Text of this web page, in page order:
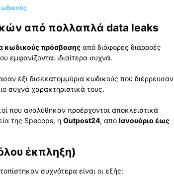
από πολλαπλά data leaks
κωδικούς πρόσβασης από διάφορες διαρροές
εμφανίζονται ιδιαίτερα συχνά.
έξι δισεκατομμύρια κωδικούς που διέρρευσαν
συχνά χαρακτηριστικά τους.
που αναλύθηκαν προέρχονται αποκλειστικά
της Specops, η Outpost24, από Ιανουάριο έως
έκπληξη)
συχνότερα είναι οι εξής: